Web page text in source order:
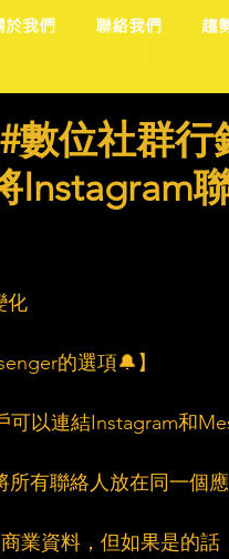
於我們 聯絡我們 趨
數位社群行
Instagram
化
的選項🔔】
以連結Instagram和
有聯絡人放在同一個應
業資料，但如果是的話